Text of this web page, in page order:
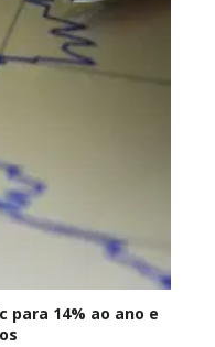
para 14% ao ano e